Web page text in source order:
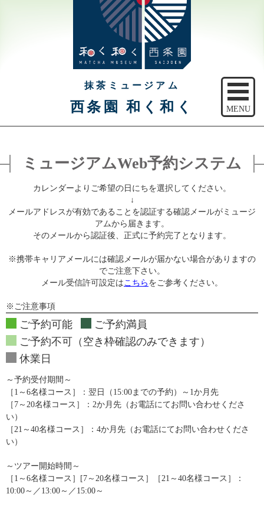
抹茶ミュージアム
西条園 和く和く MENU
ご予約
アクセス
注意事項
ミュージアムWeb予約システム
カレンダーよりご希望の日にちを選択してください。
↓
メールアドレスが有効であることを認証する確認メールがミュージ
アムから届きます。
そのメールから認証後、正式に予約完了となります。
※携帯キャリアメールには確認メールが届かない場合がありますの
でご注意下さい。
メール受信許可設定はこちら をご参考ください。
※ご注意事項
ご予約可能
ご予約満員
ご予約不可（空き枠確認のみできます）
休業日
～予約受付期間～
［1～6名様コース］：翌日（15:00までの予約）～1か月先
［7～20名様コース］：2か月先（お電話にてお問い合わせくださ
い）
［21～40名様コース］：4か月先（お電話にてお問い合わせくださ
い）
～ツアー開始時間～
［1～6名様コース］[7～20名様コース］［21～40名様コース］：
10:00～／13:00～／15:00～